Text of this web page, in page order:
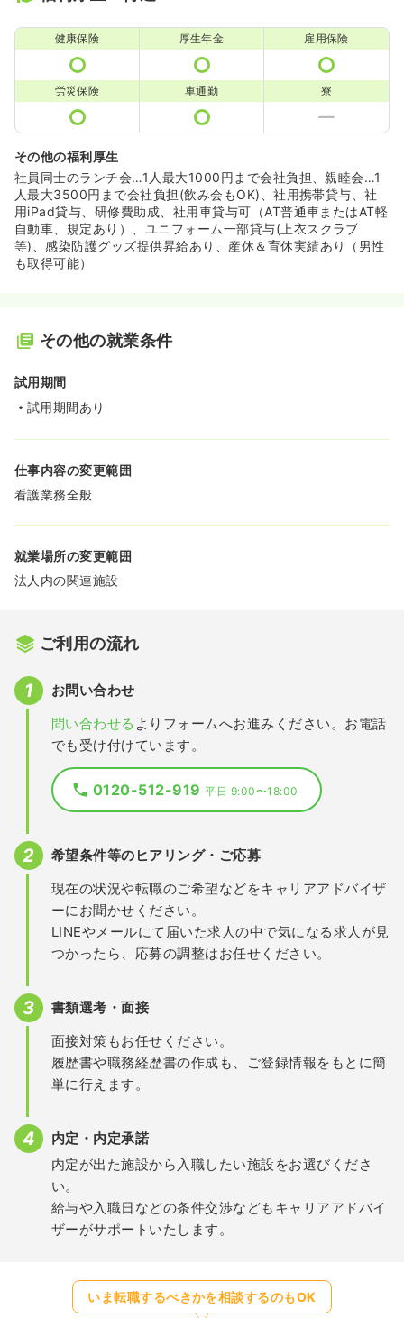
健康保険 厚生年金 雇用保険
労災保険 車通勤 寮
その他の福利厚生
社員同士のランチ会…1人最大1000円まで会社負担、親睦会…1
人最大3500円まで会社負担(飲み会もOK)、社用携帯貸与、社
用iPad貸与、研修費助成、社用車貸与可（AT普通車またはAT軽
自動車、規定あり）、ユニフォーム一部貸与(上衣スクラブ
等)、感染防護グッズ提供昇給あり、産休＆育休実績あり（男性
も取得可能）
その他の就業条件
試用期間
試用期間あり
仕事内容の変更範囲
看護業務全般
就業場所の変更範囲
法人内の関連施設
ご利用の流れ
お問い合わせ
問い合わせる よりフォームへお進みください。お電話
でも受け付けています。
0120-512-919平日 9:00〜18:00
希望条件等のヒアリング・ご応募
現在の状況や転職のご希望などをキャリアアドバイザ
ーにお聞かせください。
LINEやメールにて届いた求人の中で気になる求人が見
つかったら、応募の調整はお任せください。
書類選考・面接
面接対策もお任せください。
履歴書や職務経歴書の作成も、ご登録情報をもとに簡
単に行えます。
内定・内定承諾
内定が出た施設から入職したい施設をお選びくださ
い。
給与や入職日などの条件交渉などもキャリアアドバイ
ザーがサポートいたします。
いま転職するべきかを相談するのもOK